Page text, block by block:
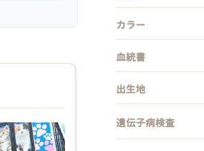
カラー
血統書
出生地
遺伝子病検査